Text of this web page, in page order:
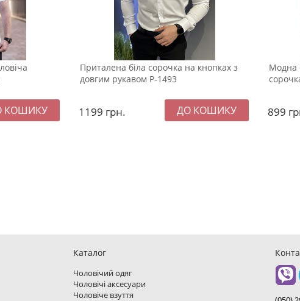
Приталена біла сорочка на кнопках з
довгим рукавом Р-1493
1199 грн.
Модна
899
Каталог
Чоловічий одяг
Чоловічі аксесуари
Чоловіче взуття